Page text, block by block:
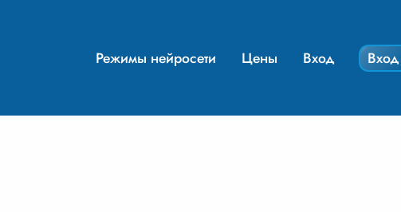
Режимы нейросети Цены Вход